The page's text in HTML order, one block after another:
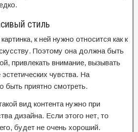
стиль
к ней нужно относится как к
Поэтому она должна быть
привлекать внимание, вызывать
чувства. На
приятно смотреть.
вид контента нужно при
дизайна. Если этого нет, то
будет не очень хороший.